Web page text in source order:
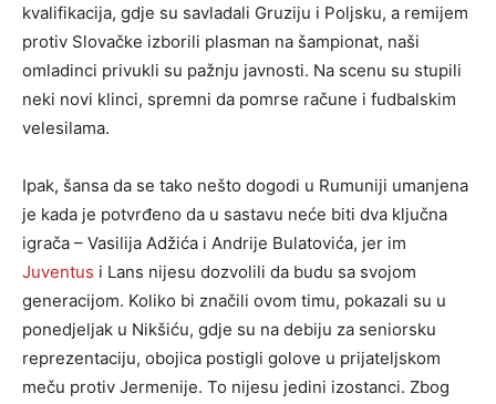
kvalifikacija, gdje su savladali Gruziju i Poljsku, a remijem
protiv Slovačke izborili plasman na šampionat, naši
omladinci privukli su pažnju javnosti. Na scenu su stupili
neki novi klinci, spremni da pomrse račune i fudbalskim
velesilama.
Ipak, šansa da se tako nešto dogodi u Rumuniji umanjena
je kada je potvrđeno da u sastavu neće biti dva ključna
igrača – Vasilija Adžića i Andrije Bulatovića, jer im
Juventus i Lans nijesu dozvolili da budu sa svojom
generacijom. Koliko bi značili ovom timu, pokazali su u
ponedjeljak u Nikšiću, gdje su na debiju za seniorsku
reprezentaciju, obojica postigli golove u prijateljskom
meču protiv Jermenije. To nijesu jedini izostanci. Zbog